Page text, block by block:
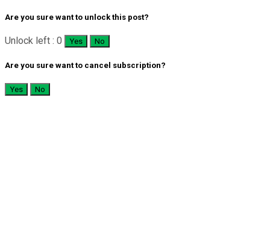
Are you sure want to unlock this post?
Unlock left : 0 Yes No
Are you sure want to cancel subscription?
Yes No